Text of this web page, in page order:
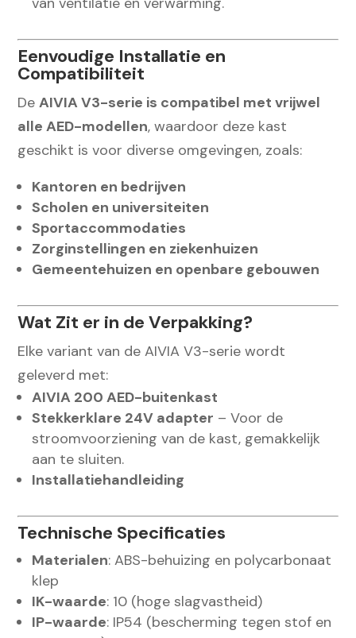
Eenvoudige Installatie en
Compatibiliteit
DeAIVIA V3-serie is compatibel met vrijwel
alle AED-modellen, waardoor deze kast
geschikt is voor diverse omgevingen, zoals:
Kantoren en bedrijven
Scholen en universiteiten
Sportaccommodaties
Zorginstellingen en ziekenhuizen
Gemeentehuizen en openbare gebouwen
Wat Zit er in de Verpakking?
Elke variant van de AIVIA V3-serie wordt
geleverd met:
AIVIA 200 AED-buitenkast
Stekkerklare 24V adapter – Voor de
stroomvoorziening van de kast, gemakkelijk
aan te sluiten.
Installatiehandleiding
Technische Specificaties
Materialen: ABS-behuizing en polycarbonaat
klep
IK-waarde: 10 (hoge slagvastheid)
IP-waarde: IP54 (bescherming tegen stof en